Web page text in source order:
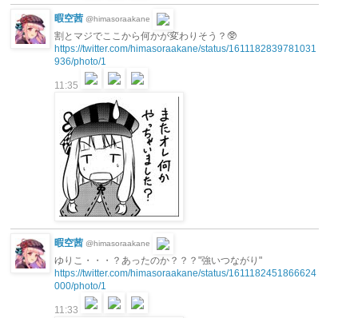
暇空茜 @himasoraakane
割とマジでここから何かが変わりそう？🥸
https://twitter.com/himasoraakane/status/1611182839781031
936/photo/1
11:35
暇空茜 @himasoraakane
ゆりこ・・・？あったのか？？？"強いつながり"
https://twitter.com/himasoraakane/status/1611182451866624
000/photo/1
11:33